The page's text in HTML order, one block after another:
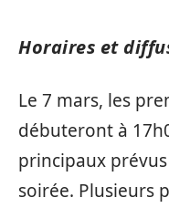
Horaires et
Le 7 mars, les
débuteront à
principaux
soirée. Plusieurs